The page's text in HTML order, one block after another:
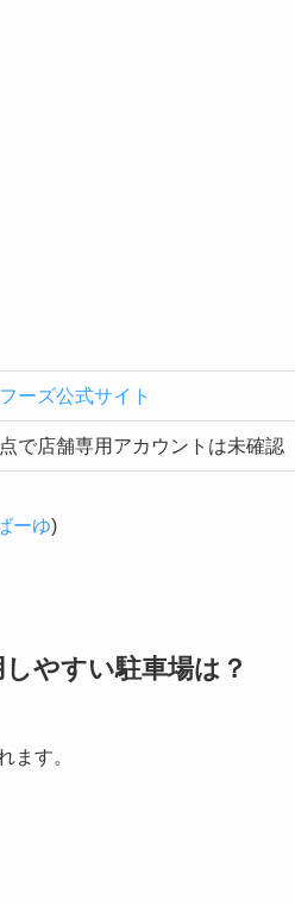
ーズ公式サイト
で店舗専用アカウントは未確認
ーゆ)
やすい駐車場は？
ます。